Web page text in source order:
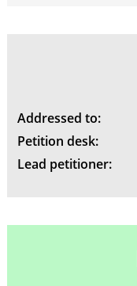
Addressed to:
Petition desk:
Lead petitioner: